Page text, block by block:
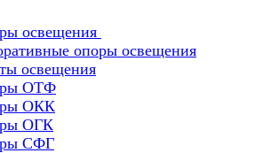
освещения
опоры освещения
освещения
ОТФ
ОКК
ОГК
СФГ